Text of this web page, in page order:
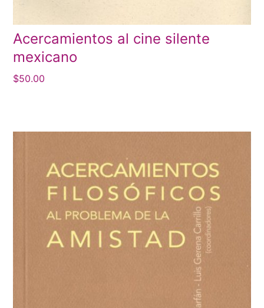
Acercamientos al cine silente
mexicano
$50.00